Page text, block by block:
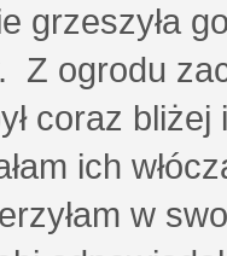
grzeszyła
Z ogrodu
coraz
ich
w